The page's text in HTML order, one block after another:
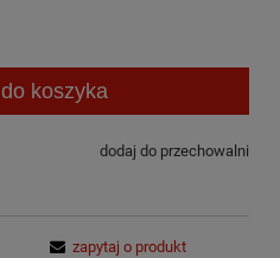
do koszyka
dodaj do przechowalni
zapytaj o produkt